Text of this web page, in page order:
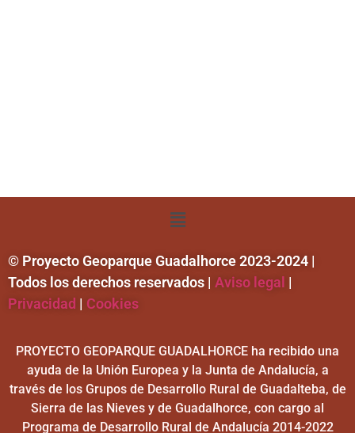
© Proyecto Geoparque Guadalhorce 2023-2024 |
Todos los derechos reservados | Aviso legal |
Privacidad | Cookies
PROYECTO GEOPARQUE GUADALHORCE ha recibido una
ayuda de la Unión Europea y la Junta de Andalucía, a
través de los Grupos de Desarrollo Rural de Guadalteba, de
Sierra de las Nieves y de Guadalhorce, con cargo al
Programa de Desarrollo Rural de Andalucía 2014-2022